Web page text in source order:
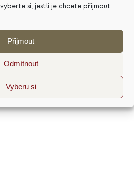
si, jestli je chcete přijmout
Přijmout
Odmítnout
Vyberu si
Tohle popisuje známý
Kaushika
CARE.